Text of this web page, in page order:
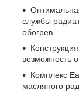
службы
обогрев.
возможность
Комплекс
масляного